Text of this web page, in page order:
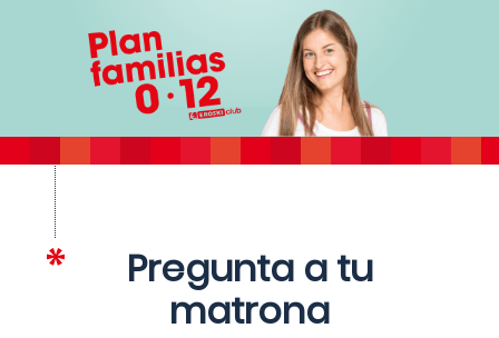
Pregunta a tu
matrona